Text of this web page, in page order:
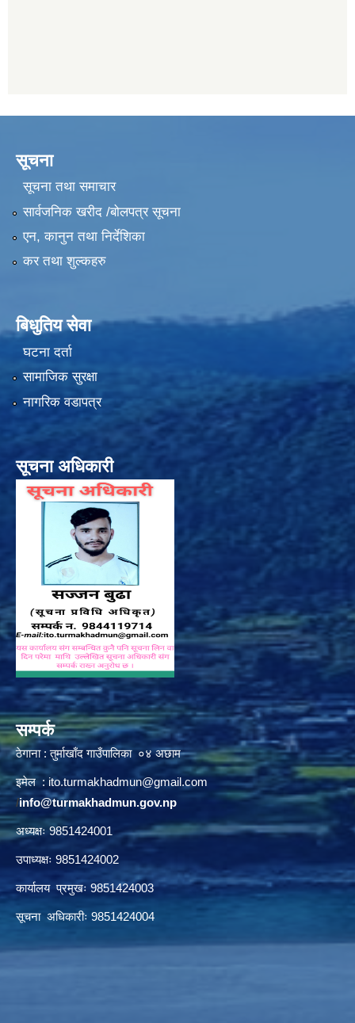
सूचना
सूचना तथा समाचार
सार्वजनिक खरीद /बोलपत्र सूचना
एन, कानुन तथा निर्देशिका
कर तथा शुल्कहरु
बिधुतिय सेवा
घटना दर्ता
सामाजिक सुरक्षा
नागरिक वडापत्र
सूचना अधिकारी
सम्पर्क
ठेगाना : तुर्माखाँद गाउँपालिका ०४ अछाम
इमेल : ito.turmakhadmun@gmail.com
/info@turmakhadmun.gov.np
अध्यक्षः 9851424001
उपाध्यक्षः 9851424002
कार्यालय प्रमुखः 9851424003
सूचना अधिकारीः 9851424004